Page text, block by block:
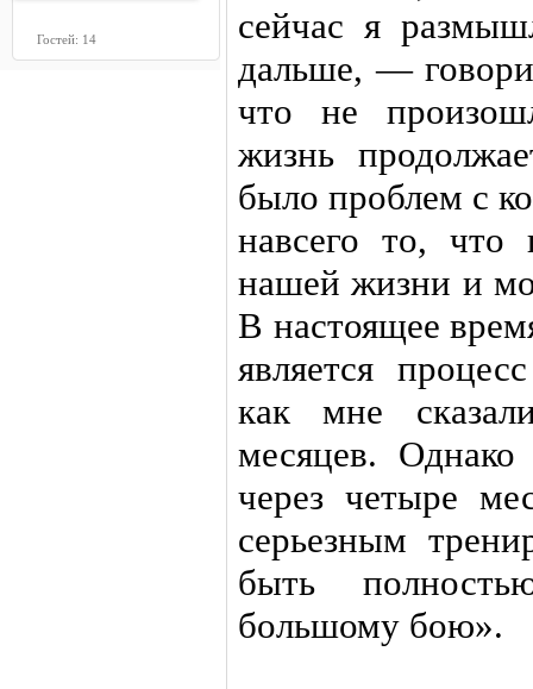
Гостей: 14
сейчас я
дальше, —
что не
жизнь
было проблем с
навсего то, что
нашей жизни и
В настоящее
является
как мне
месяцев.
через четыре
серьезным
быть
большому бою».